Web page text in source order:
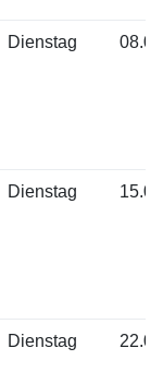
Dienstag
Dienstag
Dienstag